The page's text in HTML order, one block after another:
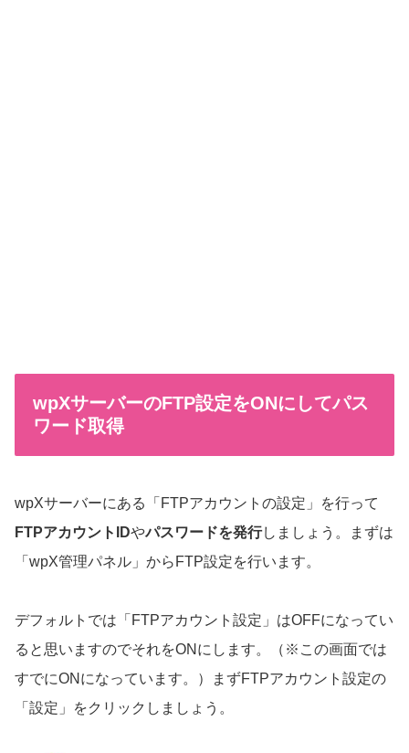
wpXサーバーのFTP設定をONにしてパス
ワード取得
wpXサーバーにある「FTPアカウントの設定」を行って
FTPアカウントIDやパスワードを発行しましょう。まずは
「wpX管理パネル」からFTP設定を行います。
デフォルトでは「FTPアカウント設定」はOFFになってい
ると思いますのでそれをONにします。（※この画面では
すでにONになっています。）まずFTPアカウント設定の
「設定」をクリックしましょう。